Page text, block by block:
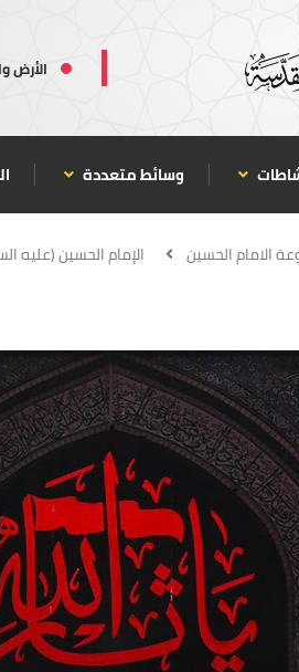
الأرض
وسائط متعددة
الامام الحسين الإمام الحسين (عليه